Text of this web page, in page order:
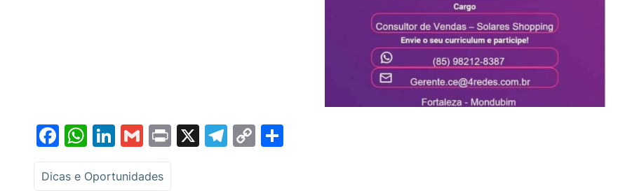
Facebook
WhatsApp
LinkedIn
GmailPrint
X Telegram
Copy
Dicas e Oportunidades